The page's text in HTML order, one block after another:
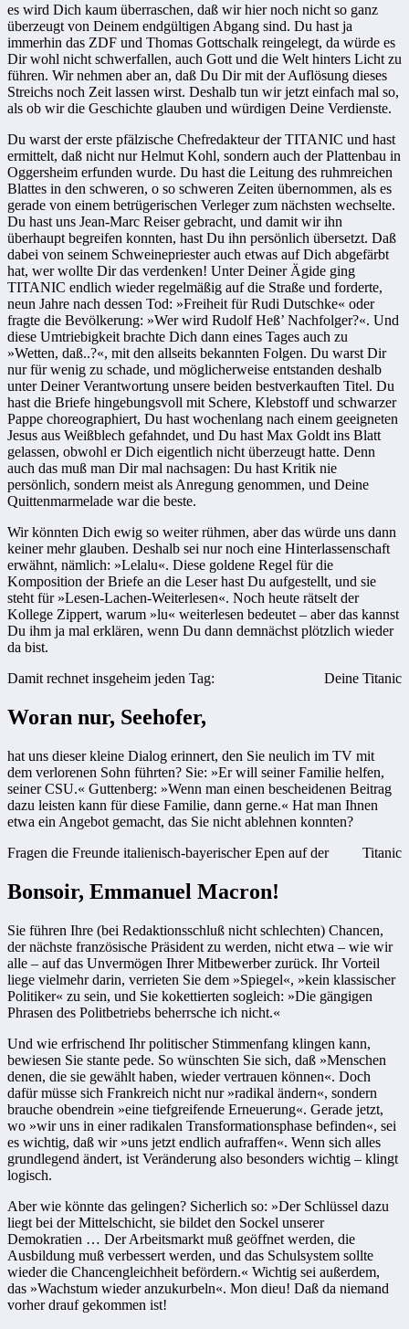
es wird Dich kaum überraschen, daß wir hier noch nicht so ganz
überzeugt von Deinem endgültigen Abgang sind. Du hast ja
immerhin das ZDF und Thomas Gottschalk reingelegt, da würde es
Dir wohl nicht schwerfallen, auch Gott und die Welt hinters Licht zu
führen. Wir nehmen aber an, daß Du Dir mit der Auflösung dieses
Streichs noch Zeit lassen wirst. Deshalb tun wir jetzt einfach mal so,
als ob wir die Geschichte glauben und würdigen Deine Verdienste.
Du warst der erste pfälzische Chefredakteur der TITANIC und hast
ermittelt, daß nicht nur Helmut Kohl, sondern auch der Plattenbau in
Oggersheim erfunden wurde. Du hast die Leitung des ruhmreichen
Blattes in den schweren, o so schweren Zeiten übernommen, als es
gerade von einem betrügerischen Verleger zum nächsten wechselte.
Du hast uns Jean-Marc Reiser gebracht, und damit wir ihn
überhaupt begreifen konnten, hast Du ihn persönlich übersetzt. Daß
dabei von seinem Schweinepriester auch etwas auf Dich abgefärbt
hat, wer wollte Dir das verdenken! Unter Deiner Ägide ging
TITANIC endlich wieder regelmäßig auf die Straße und forderte,
neun Jahre nach dessen Tod: »Freiheit für Rudi Dutschke« oder
fragte die Bevölkerung: »Wer wird Rudolf Heß’ Nachfolger?«. Und
diese Umtriebigkeit brachte Dich dann eines Tages auch zu
»Wetten, daß..?«, mit den allseits bekannten Folgen. Du warst Dir
nur für wenig zu schade, und möglicherweise entstanden deshalb
unter Deiner Verantwortung unsere beiden bestverkauften Titel. Du
hast die Briefe hingebungsvoll mit Schere, Klebstoff und schwarzer
Pappe choreographiert, Du hast wochenlang nach einem geeigneten
Jesus aus Weißblech gefahndet, und Du hast Max Goldt ins Blatt
gelassen, obwohl er Dich eigentlich nicht überzeugt hatte. Denn
auch das muß man Dir mal nachsagen: Du hast Kritik nie
persönlich, sondern meist als Anregung genommen, und Deine
Quittenmarmelade war die beste.
Wir könnten Dich ewig so weiter rühmen, aber das würde uns dann
keiner mehr glauben. Deshalb sei nur noch eine Hinterlassenschaft
erwähnt, nämlich: »Lelalu«. Diese goldene Regel für die
Komposition der Briefe an die Leser hast Du aufgestellt, und sie
steht für »Lesen-Lachen-Weiterlesen«. Noch heute rätselt der
Kollege Zippert, warum »lu« weiterlesen bedeutet – aber das kannst
Du ihm ja mal erklären, wenn Du dann demnächst plötzlich wieder
da bist.
Damit rechnet insgeheim jeden Tag:
Deine Titanic
Woran nur, Seehofer,
hat uns dieser kleine Dialog erinnert, den Sie neulich im TV mit
dem verlorenen Sohn führten? Sie: »Er will seiner Familie helfen,
seiner CSU.« Guttenberg: »Wenn man einen bescheidenen Beitrag
dazu leisten kann für diese Familie, dann gerne.« Hat man Ihnen
etwa ein Angebot gemacht, das Sie nicht ablehnen konnten?
Fragen die Freunde italienisch-bayerischer Epen auf der
Titanic
Bonsoir, Emmanuel Macron!
Sie führen Ihre (bei Redaktionsschluß nicht schlechten) Chancen,
der nächste französische Präsident zu werden, nicht etwa – wie wir
alle – auf das Unvermögen Ihrer Mitbewerber zurück. Ihr Vorteil
liege vielmehr darin, verrieten Sie dem »Spiegel«, »kein klassischer
Politiker« zu sein, und Sie kokettierten sogleich: »Die gängigen
Phrasen des Politbetriebs beherrsche ich nicht.«
Und wie erfrischend Ihr politischer Stimmenfang klingen kann,
bewiesen Sie stante pede. So wünschten Sie sich, daß »Menschen
denen, die sie gewählt haben, wieder vertrauen können«. Doch
dafür müsse sich Frankreich nicht nur »radikal ändern«, sondern
brauche obendrein »eine tiefgreifende Erneuerung«. Gerade jetzt,
wo »wir uns in einer radikalen Transformationsphase befinden«, sei
es wichtig, daß wir »uns jetzt endlich aufraffen«. Wenn sich alles
grundlegend ändert, ist Veränderung also besonders wichtig – klingt
logisch.
Aber wie könnte das gelingen? Sicherlich so: »Der Schlüssel dazu
liegt bei der Mittelschicht, sie bildet den Sockel unserer
Demokratien … Der Arbeitsmarkt muß geöffnet werden, die
Ausbildung muß verbessert werden, und das Schulsystem sollte
wieder die Chancengleichheit befördern.« Wichtig sei außerdem,
das »Wachstum wieder anzukurbeln«. Mon dieu! Daß da niemand
vorher drauf gekommen ist!